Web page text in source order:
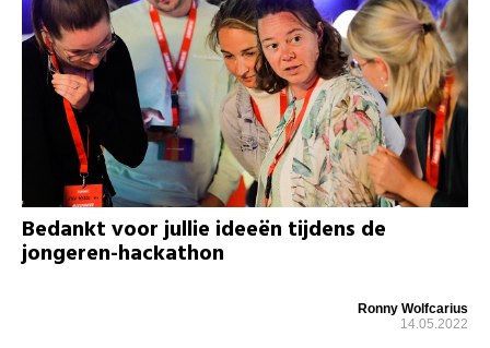
Bedankt voor jullie ideeën tijdens de
jongeren-hackathon
Ronny Wolfcarius
14.05.2022